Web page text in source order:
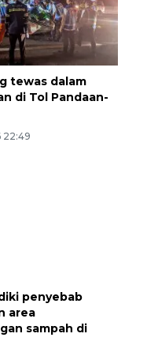
tewas dalam
di Tol Pandaan-
22:49
penyebab
area
sampah di